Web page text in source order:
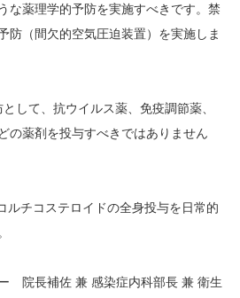
な薬理学的予防を実施すべきです。禁
防（間欠的空気圧迫装置）を実施しま
して、抗ウイルス薬、免疫調節薬、
の薬剤を投与すべきではありません
ルチコステロイドの全身投与を日常的
院長補佐 兼 感染症内科部長 兼 衛生